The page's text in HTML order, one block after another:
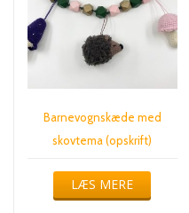
Barnevognskæde med
skovtema (opskrift)
LÆS MERE